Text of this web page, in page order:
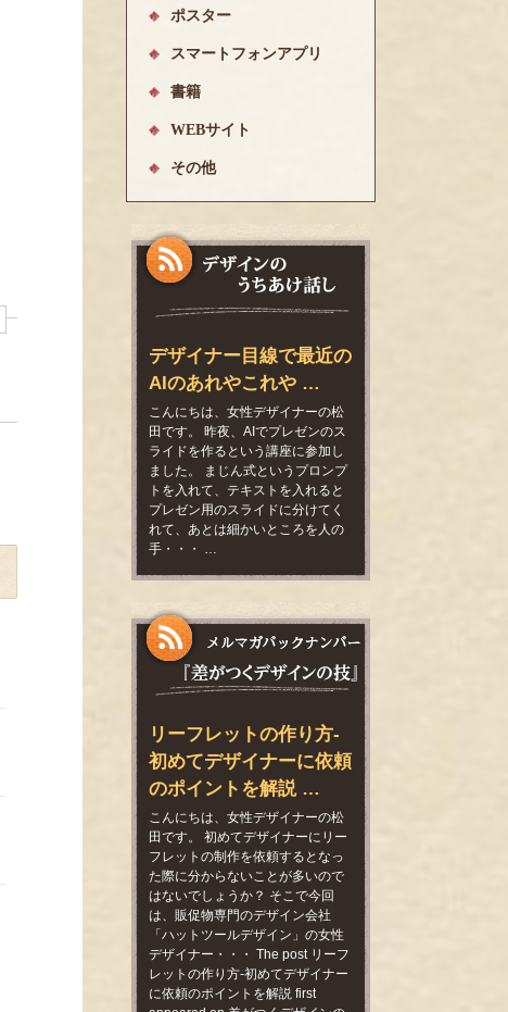
ポスター
スマートフォンアプリ
書籍
WEBサイト
その他
デザイナー目線で最近の
AIのあれやこれや …
こんにちは、女性デザイナーの松
田です。 昨夜、AIでプレゼンのス
ライドを作るという講座に参加し
ました。 まじん式というプロンプ
トを入れて、テキストを入れると
プレゼン用のスライドに分けてく
れて、あとは細かいところを人の
手・・・ …
リーフレットの作り方-
初めてデザイナーに依頼
のポイントを解説 …
こんにちは、女性デザイナーの松
田です。 初めてデザイナーにリー
フレットの制作を依頼するとなっ
た際に分からないことが多いので
はないでしょうか？ そこで今回
は、販促物専門のデザイン会社
「ハットツールデザイン」の女性
デザイナー・・・ The post リーフ
レットの作り方-初めてデザイナー
に依頼のポイントを解説 first